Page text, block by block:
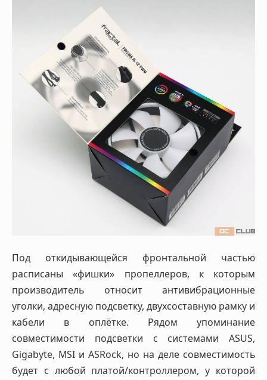
Под откидывающейся фронтальной частью
расписаны «фишки» пропеллеров, к которым
производитель относит антивибрационные
уголки, адресную подсветку, двухсоставную рамку и
кабели в оплётке. Рядом упоминание
совместимости подсветки с системами ASUS,
Gigabyte, MSI и ASRock, но на деле совместимость
будет с любой платой/контроллером, у которой